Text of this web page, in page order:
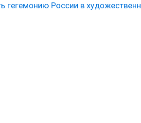
гегемонию России в